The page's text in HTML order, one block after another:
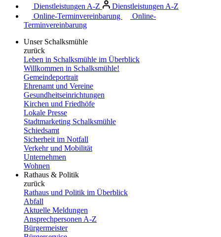
Dienstleistungen A-Z
Dienstleistungen A-Z
Online-Terminvereinbarung
Online-
Terminvereinbarung
Unser Schalksmühle
zurück
Leben in Schalksmühle im Überblick
Willkommen in Schalksmühle!
Gemeindeportrait
Ehrenamt und Vereine
Gesundheitseinrichtungen
Kirchen und Friedhöfe
Lokale Presse
Stadtmarketing Schalksmühle
Schiedsamt
Sicherheit im Notfall
Verkehr und Mobilität
Unternehmen
Wohnen
Rathaus & Politik
zurück
Rathaus und Politik im Überblick
Abfall
Aktuelle Meldungen
Ansprechpersonen A-Z
Bürgermeister